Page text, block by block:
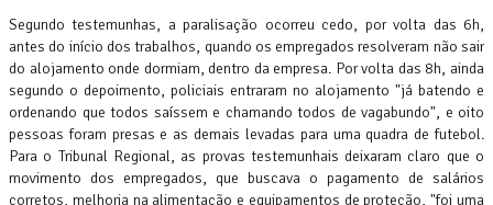
Segundo testemunhas, a paralisação ocorreu cedo, por volta das 6h,
antes do início dos trabalhos, quando os empregados resolveram não sair
do alojamento onde dormiam, dentro da empresa. Por volta das 8h, ainda
segundo o depoimento, policiais entraram no alojamento "já batendo e
ordenando que todos saíssem e chamando todos de vagabundo", e oito
pessoas foram presas e as demais levadas para uma quadra de futebol.
Para o Tribunal Regional, as provas testemunhais deixaram claro que o
movimento dos empregados, que buscava o pagamento de salários
corretos, melhoria na alimentação e equipamentos de proteção, "foi uma